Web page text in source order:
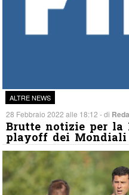
ALTRE NEWS
28 Febbraio 2022 alle 18:12 - di
Brutte notizie per la
playoff dei